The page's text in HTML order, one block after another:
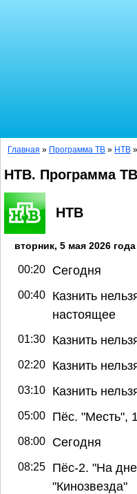
Главная » Программа ТВ » НТВ »
НТВ. Программа
НТВ
вторник, 5 мая 2026 года
00:20 Сегодня
00:40
Казнить
настоящее
01:30 Казнить
02:20 Казнить
03:10 Казнить
05:00 Пёс. "Месть",
08:00 Сегодня
08:25
Пёс-2. "На
"Кинозвезда"